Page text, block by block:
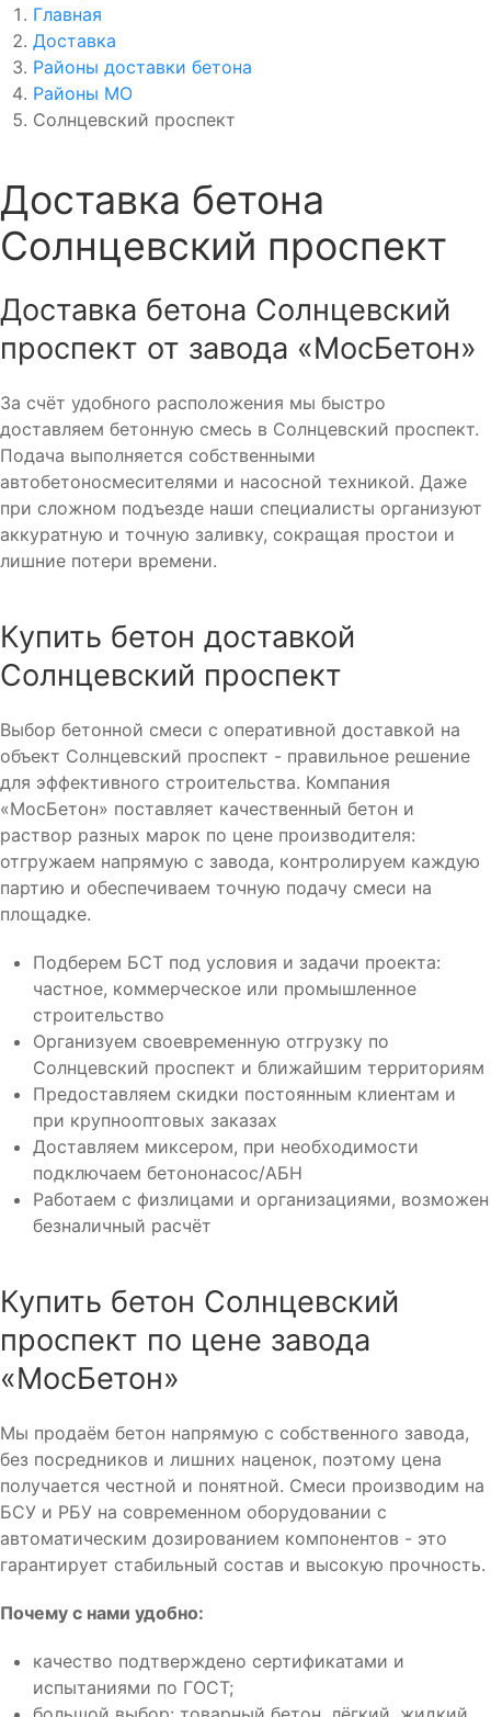
Главная
Доставка
Районы доставки бетона
Районы МО
Солнцевский проспект
Доставка бетона
Солнцевский проспект
Доставка бетона Солнцевский
проспект от завода «МосБетон»
За счёт удобного расположения мы быстро
доставляем бетонную смесь в Солнцевский проспект.
Подача выполняется собственными
автобетоносмесителями и насосной техникой. Даже
при сложном подъезде наши специалисты организуют
аккуратную и точную заливку, сокращая простои и
лишние потери времени.
Купить бетон доставкой
Солнцевский проспект
Выбор бетонной смеси с оперативной доставкой на
объект Солнцевский проспект - правильное решение
для эффективного строительства. Компания
«МосБетон» поставляет качественный бетон и
раствор разных марок по цене производителя:
отгружаем напрямую с завода, контролируем каждую
партию и обеспечиваем точную подачу смеси на
площадке.
Подберем БСТ под условия и задачи проекта:
частное, коммерческое или промышленное
строительство
Организуем своевременную отгрузку по
Солнцевский проспект и ближайшим территориям
Предоставляем скидки постоянным клиентам и
при крупнооптовых заказах
Доставляем миксером, при необходимости
подключаем бетононасос/АБН
Работаем с физлицами и организациями, возможен
безналичный расчёт
Купить бетон Солнцевский
проспект по цене завода
«МосБетон»
Мы продаём бетон напрямую с собственного завода,
без посредников и лишних наценок, поэтому цена
получается честной и понятной. Смеси производим на
БСУ и РБУ на современном оборудовании с
автоматическим дозированием компонентов - это
гарантирует стабильный состав и высокую прочность.
Почему с нами удобно:
качество подтверждено сертификатами и
испытаниями по ГОСТ;